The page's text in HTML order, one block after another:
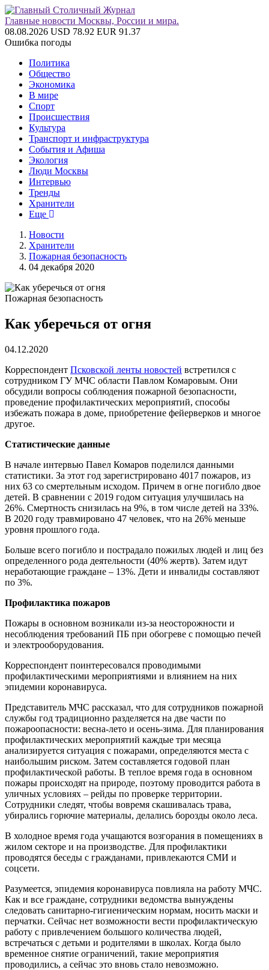
Главные новости Москвы, России и мира.
08.08.2026 USD 78.92 EUR 91.37
Ошибка погоды
Политика
Общество
Экономика
В мире
Спорт
Происшествия
Культура
Транспорт и инфраструктура
События и Афиша
Экология
Люди Москвы
Интервью
Тренды
Хранители
Еще
Новости
Хранители
Пожарная безопасность
04 декабря 2020
Пожарная безопасность
Как уберечься от огня
04.12.2020
Корреспондент Псковской ленты новостей встретился с
сотрудником ГУ МЧС области Павлом Комаровым. Они
обсудили вопросы соблюдения пожарной безопасности,
проведение профилактических мероприятий, способы
избежать пожара в доме, приобретение фейерверков и многое
другое.
Статистические данные
В начале интервью Павел Комаров поделился данными
статистики. За этот год зарегистрировано 4017 пожаров, из
них 63 со смертельным исходом. Причем в огне погибло двое
детей. В сравнении с 2019 годом ситуация улучшилась на
26%. Смертность снизилась на 9%, в том числе детей на 33%.
В 2020 году травмировано 47 человек, что на 26% меньше
уровня прошлого года.
Больше всего погибло и пострадало пожилых людей и лиц без
определенного рода деятельности (40% жертв). Затем идут
неработающие граждане – 13%. Дети и инвалиды составляют
по 3%.
Профилактика пожаров
Пожары в основном возникали из-за неосторожности и
несоблюдения требований ПБ при обогреве с помощью печей
и электрооборудования.
Корреспондент поинтересовался проводимыми
профилактическими мероприятиями и влиянием на них
эпидемии коронавируса.
Представитель МЧС рассказал, что для сотрудников пожарной
службы год традиционно разделяется на две части по
пожароопасности: весна-лето и осень-зима. Для планирования
профилактических мероприятий каждые три месяца
анализируется ситуация с пожарами, определяются места с
наибольшим риском. Затем составляется годовой план
профилактической работы. В теплое время года в основном
пожары происходят на природе, поэтому проводится работа в
уличных условиях – рейды по проверке территории.
Сотрудники следят, чтобы вовремя скашивалась трава,
убирались горючие материалы, делались борозды около леса.
В холодное время года учащаются возгорания в помещениях в
жилом секторе и на производстве. Для профилактики
проводятся беседы с гражданами, привлекаются СМИ и
соцсети.
Разумеется, эпидемия коронавируса повлияла на работу МЧС.
Как и все граждане, сотрудники ведомства вынуждены
следовать санитарно-гигиеническим нормам, носить маски и
перчатки. Сейчас нет возможности вести профилактическую
работу с привлечением большого количества людей,
встречаться с детьми и родителями в школах. Когда было
временное снятие ограничений, такие мероприятия
проводились, а сейчас это вновь стало невозможно.